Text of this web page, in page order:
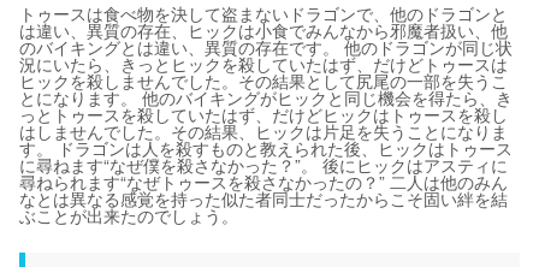
トゥースは食べ物を決して盗まないドラゴンで、他のドラゴンと
は違い、異質の存在、ヒックは小食でみんなから邪魔者扱い、他
のバイキングとは違い、異質の存在です。 他のドラゴンが同じ状
況にいたら、きっとヒックを殺していたはず、だけどトゥースは
ヒックを殺しませんでした。その結果として尻尾の一部を失うこ
とになります。 他のバイキングがヒックと同じ機会を得たら、き
っとトゥースを殺していたはず、だけどヒックはトゥースを殺し
はしませんでした。その結果、ヒックは片足を失うことになりま
す。 ドラゴンは人を殺すものと教えられた後、ヒックはトゥース
に尋ねます“なぜ僕を殺さなかった？”。 後にヒックはアスティに
尋ねられます“なぜトゥースを殺さなかったの？” 二人は他のみん
なとは異なる感覚を持った似た者同士だったからこそ固い絆を結
ぶことが出来たのでしょう。